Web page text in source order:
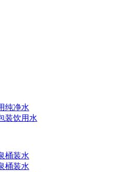
纯净水
装饮用水
桶装水
桶装水